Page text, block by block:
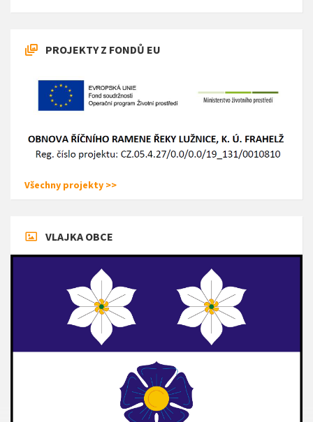
PROJEKTY Z FONDŮ EU
Všechny projekty >>
VLAJKA OBCE